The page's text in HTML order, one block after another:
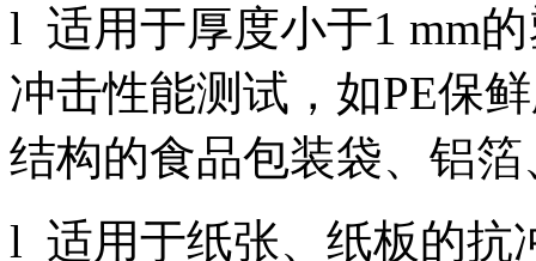
l 适用于厚度小于1 mm
冲击性能测试，如PE保
结构的食品包装袋、铝
l 适用于纸张、纸板的抗